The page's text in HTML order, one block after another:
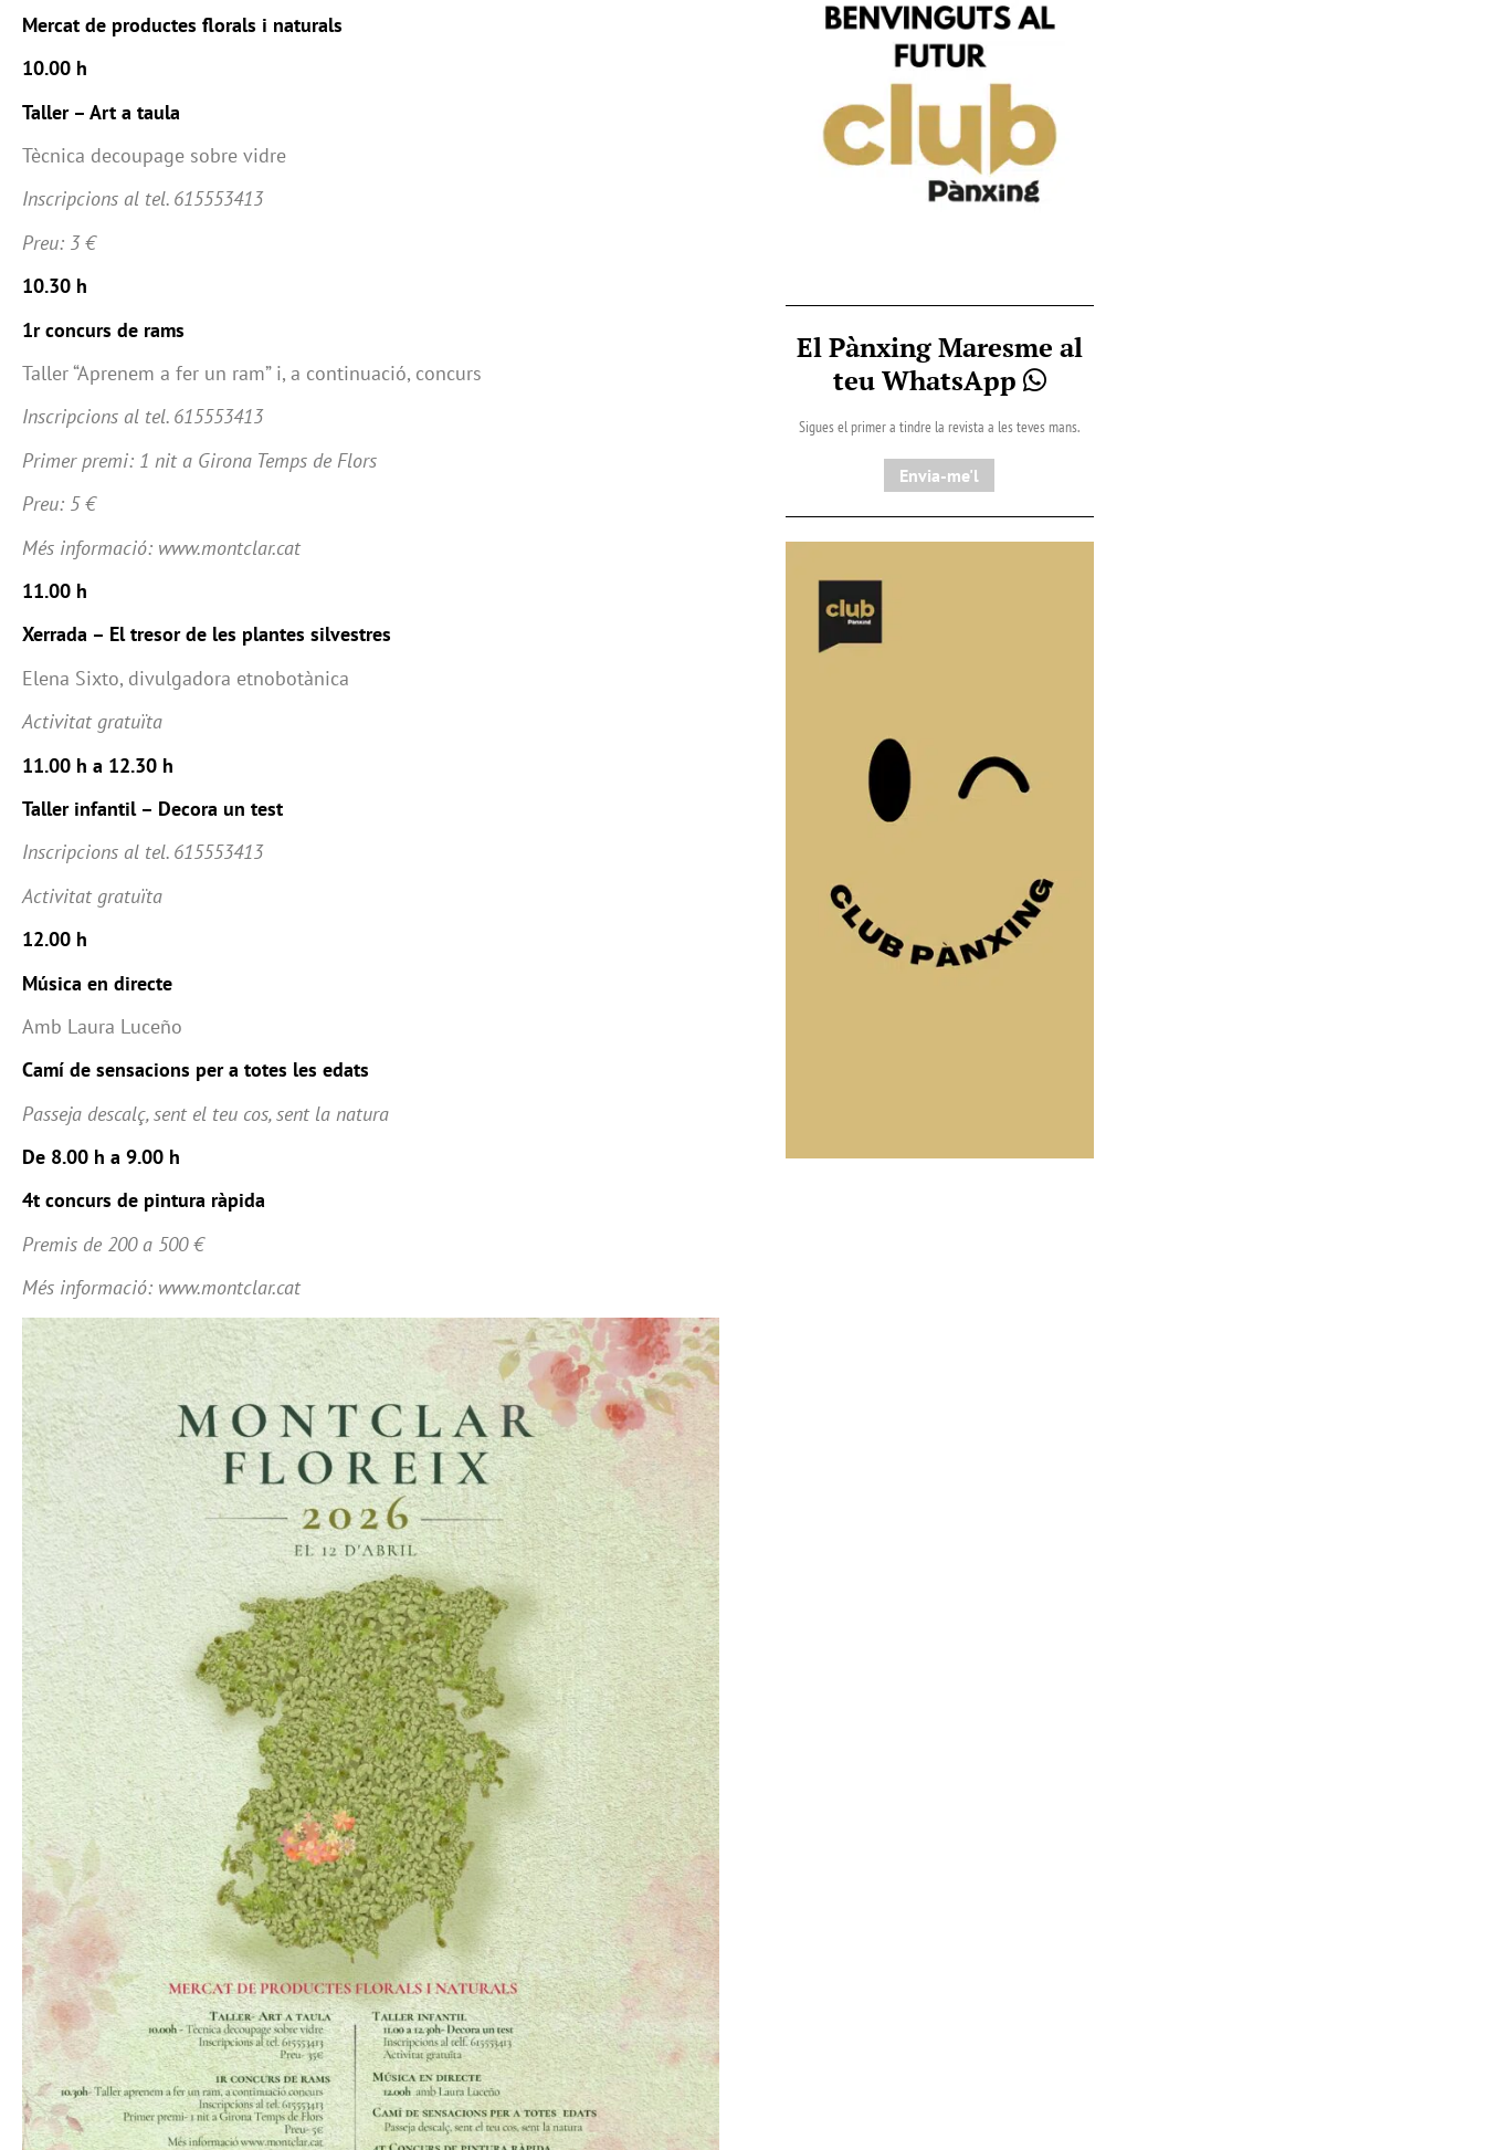
Mercat de productes florals i naturals
10.00 h
Taller – Art a taula
Tècnica decoupage sobre vidre
Inscripcions al tel. 615553413
Preu: 3 €
10.30 h
1r concurs de rams
Taller “Aprenem a fer un ram” i, a continuació, concurs
Inscripcions al tel. 615553413
Primer premi: 1 nit a Girona Temps de Flors
Preu: 5 €
Més informació: www.montclar.cat
11.00 h
Xerrada – El tresor de les plantes silvestres
Elena Sixto, divulgadora etnobotànica
Activitat gratuïta
11.00 h a 12.30 h
Taller infantil – Decora un test
Inscripcions al tel. 615553413
Activitat gratuïta
12.00 h
Música en directe
Amb Laura Luceño
Camí de sensacions per a totes les edats
Passeja descalç, sent el teu cos, sent la natura
De 8.00 h a 9.00 h
4t concurs de pintura ràpida
Premis de 200 a 500 €
Més informació: www.montclar.cat
El Pànxing Maresme al
teu WhatsApp
Sigues el primer a tindre la revista a les teves mans.
Envia-me'l